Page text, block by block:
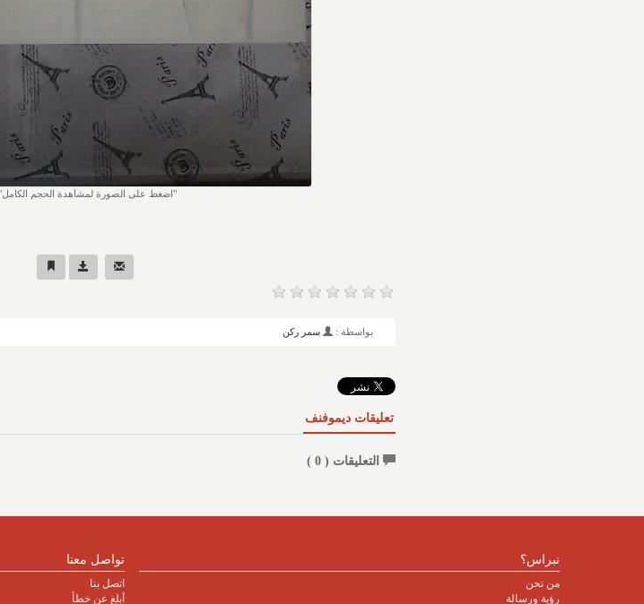
اضغط على الصورة لمشاهدة الحجم الكامل
بواسطة : سمر ركن
تعليقات ديموفنف
التعليقات (0
)
نبراس؟
من نحن
رؤية ورسالة
تواصل معنا
اتصل بنا
أبلغ عن خطأ